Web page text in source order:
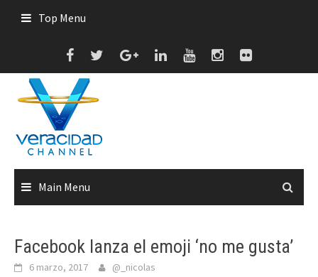
Top Menu
Main Menu
Facebook lanza el emoji ‘no me gusta’
6 marzo, 2017 @_nicolas